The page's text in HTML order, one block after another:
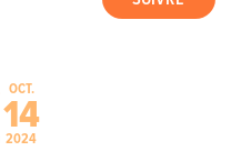
OCT.
14
2024